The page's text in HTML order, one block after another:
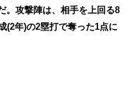
。攻撃陣は、相手を上回る8
(2年)の2塁打で奪った1点に